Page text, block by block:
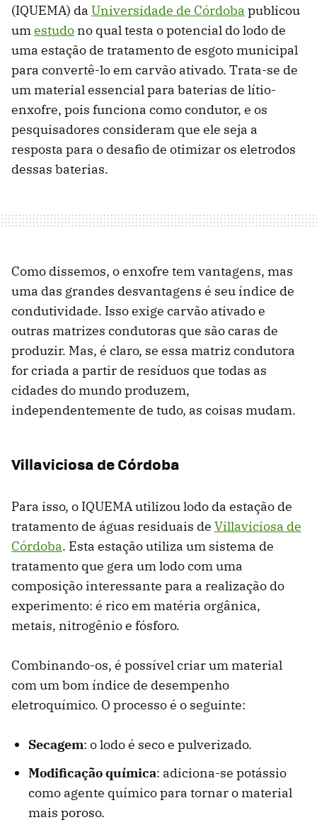
(IQUEMA) da Universidade de Córdoba publicou
umestudo no qual testa o potencial do lodo de
uma estação de tratamento de esgoto municipal
para convertê-lo em carvão ativado. Trata-se de
um material essencial para baterias de lítio-
enxofre, pois funciona como condutor, e os
pesquisadores consideram que ele seja a
resposta para o desafio de otimizar os eletrodos
dessas baterias.
Como dissemos, o enxofre tem vantagens, mas
uma das grandes desvantagens é seu índice de
condutividade. Isso exige carvão ativado e
outras matrizes condutoras que são caras de
produzir. Mas, é claro, se essa matriz condutora
for criada a partir de resíduos que todas as
cidades do mundo produzem,
independentemente de tudo, as coisas mudam.
Villaviciosa de Córdoba
Para isso, o IQUEMA utilizou lodo da estação de
tratamento de águas residuais de Villaviciosa de
Córdoba. Esta estação utiliza um sistema de
tratamento que gera um lodo com uma
composição interessante para a realização do
experimento: é rico em matéria orgânica,
metais, nitrogênio e fósforo.
Combinando-os, é possível criar um material
com um bom índice de desempenho
eletroquímico. O processo é o seguinte:
Secagem: o lodo é seco e pulverizado.
Modificação química: adiciona-se potássio
como agente químico para tornar o material
mais poroso.